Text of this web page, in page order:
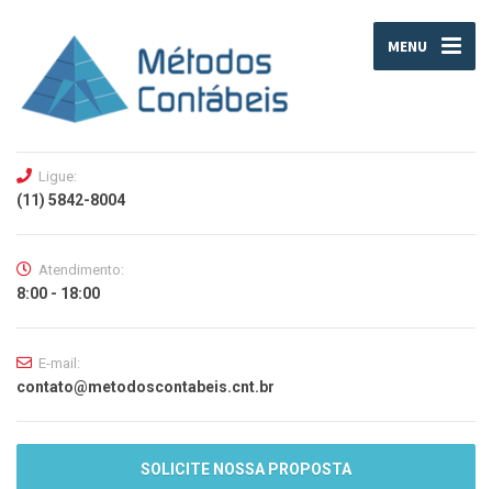
MENU
Ligue:
(11) 5842-8004
Atendimento:
8:00 - 18:00
E-mail:
contato@metodoscontabeis.cnt.br
SOLICITE NOSSA PROPOSTA